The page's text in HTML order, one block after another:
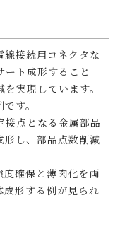
接続用コネクタな
ト成形すること
実現しています。
す。
接点となる金属部品
形し、部品点数削減
確保と薄肉化を両
形する例が見られ